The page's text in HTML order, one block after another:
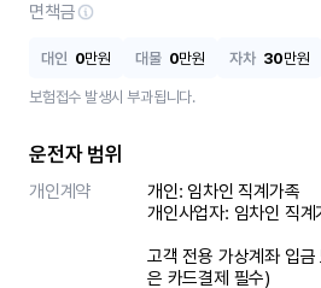
면책금
대인 0만원 대물 0만원 자차 30만원
보험접수 발생시 부과됩니다.
운전자 범위
개인계약
개인: 임차인 직계가족
개인사업자: 임차인 직
고객 전용 가상계좌 입
은 카드결제 필수)